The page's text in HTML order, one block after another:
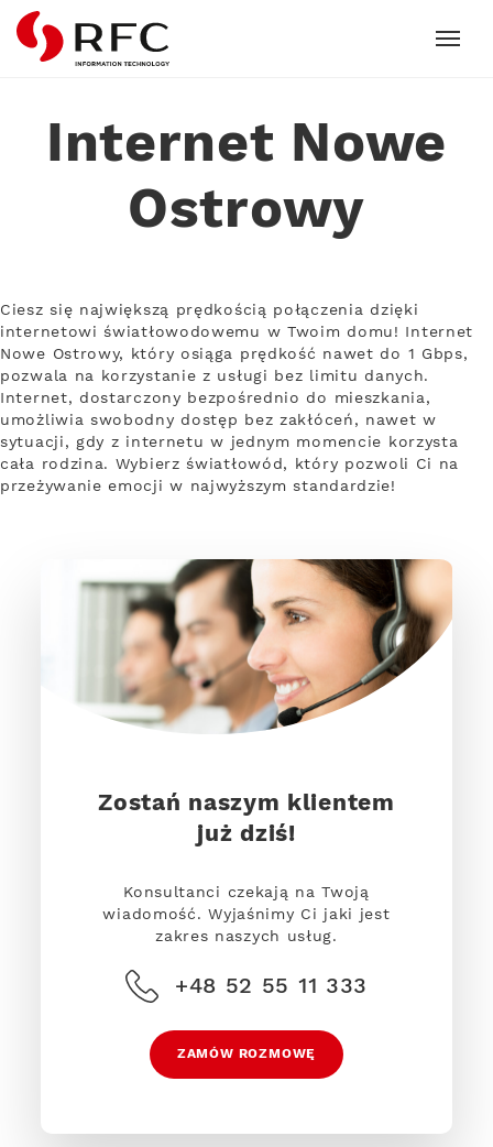
RFC
Internet Nowe
Ostrowy
Ciesz się największą prędkością połączenia dzięki
internetowi światłowodowemu w Twoim domu! Internet
Nowe Ostrowy, który osiąga prędkość nawet do 1 Gbps,
pozwala na korzystanie z usługi bez limitu danych.
Internet, dostarczony bezpośrednio do mieszkania,
umożliwia swobodny dostęp bez zakłóceń, nawet w
sytuacji, gdy z internetu w jednym momencie korzysta
cała rodzina. Wybierz światłowód, który pozwoli Ci na
przeżywanie emocji w najwyższym standardzie!
Zostań naszym klientem
już dziś!
Konsultanci czekają na Twoją
wiadomość. Wyjaśnimy Ci jaki jest
zakres naszych usług.
+48 52 55 11 333
ZAMÓW ROZMOWĘ